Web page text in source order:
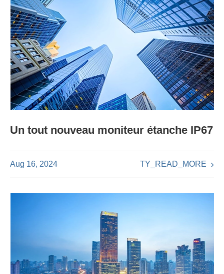
Un tout nouveau moniteur étanche IP67
Aug 16, 2024 TY_READ_MORE